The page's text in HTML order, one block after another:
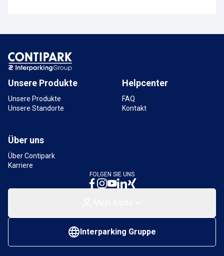
Parkhaus Neukölln Arcaden
Erlanger Straße, 12053 Berlin, Deutschland
3 km
Unsere Produkte
Unsere Produkte
Unsere Standorte
Helpcenter
FAQ
Kontakt
Über uns
Über Contipark
Karriere
FOLGEN SIE UNS
Interparking Gruppe